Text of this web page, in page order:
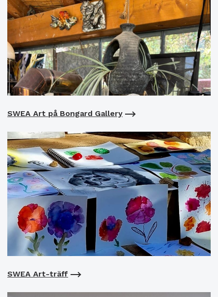
SWEA Art på Bongard Gallery
SWEA Art-träff